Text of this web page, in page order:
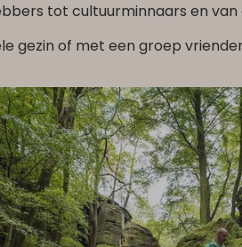
tot cultuurminnaars en
gezin of met een groep